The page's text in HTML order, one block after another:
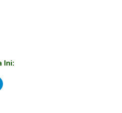
Ini: